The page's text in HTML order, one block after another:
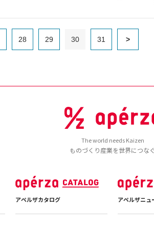
28 29 30 31 >
The world needs Kaizen
ものづくり産業を世界につなぐ
アペルザカタログ アペルザニュ